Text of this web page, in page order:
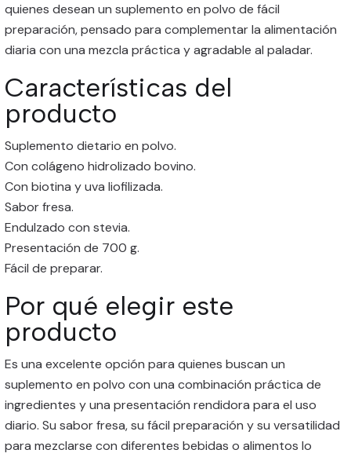
quienes desean un suplemento en polvo de fácil
preparación, pensado para complementar la alimentación
diaria con una mezcla práctica y agradable al paladar.
Características del
producto
Suplemento dietario en polvo.
Con colágeno hidrolizado bovino.
Con biotina y uva liofilizada.
Sabor fresa.
Endulzado con stevia.
Presentación de 700 g.
Fácil de preparar.
Por qué elegir este
producto
Es una excelente opción para quienes buscan un
suplemento en polvo con una combinación práctica de
ingredientes y una presentación rendidora para el uso
diario. Su sabor fresa, su fácil preparación y su versatilidad
para mezclarse con diferentes bebidas o alimentos lo